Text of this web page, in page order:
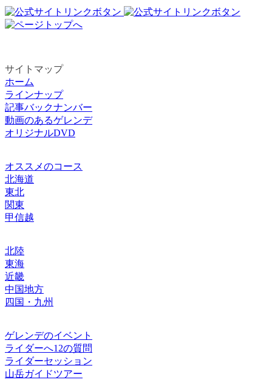
サイトマップ
ホーム
ラインナップ
記事バックナンバー
動画のあるゲレンデ
オリジナルDVD
オススメのコース
北海道
東北
関東
甲信越
北陸
東海
近畿
中国地方
四国・九州
ゲレンデのイベント
ライダーへ12の質問
ライダーセッション
山岳ガイドツアー